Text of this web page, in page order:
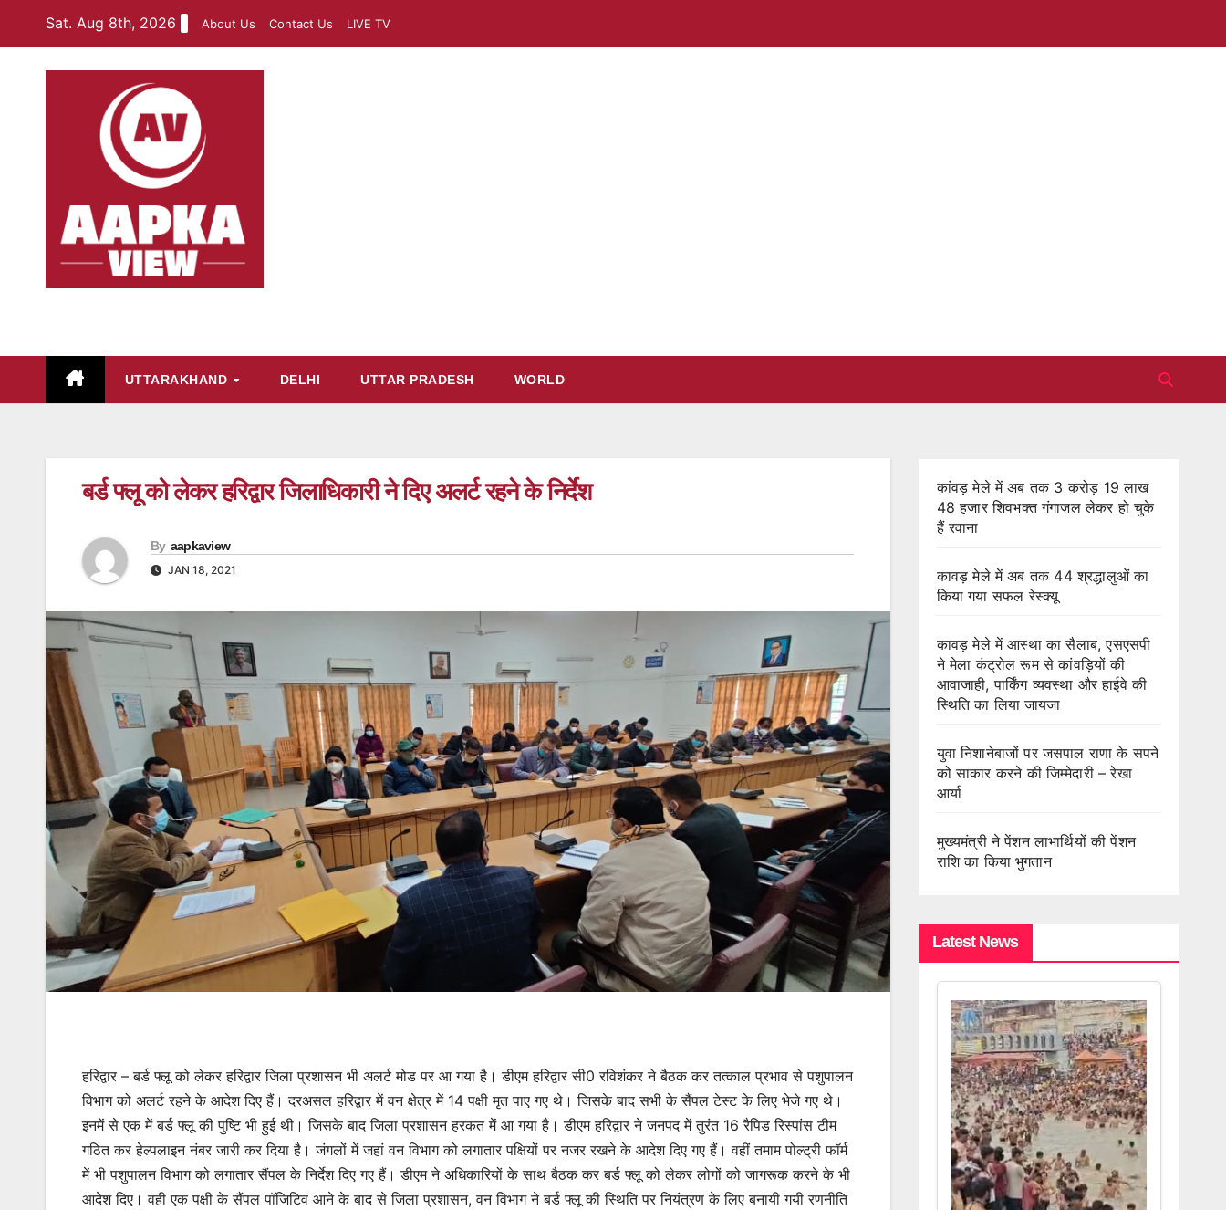
content
Sat. Aug 8th, 2026 About Us Contact Us LIVE TV
UTTARAKHAND DELHI UTTAR PRADESH WORLD
बर्ड फ्लू को लेकर हरिद्वार जिलाधिकारी ने दिए अलर्ट रहने के निर्देश
By aapkaview
JAN 18, 2021
हरिद्वार – बर्ड फ्लू को लेकर हरिद्वार जिला प्रशासन भी अलर्ट मोड पर आ गया है। डीएम हरिद्वार सी0 रविशंकर ने बैठक कर तत्काल प्रभाव से पशुपालन
विभाग को अलर्ट रहने के आदेश दिए हैं। दरअसल हरिद्वार में वन क्षेत्र में 14 पक्षी मृत पाए गए थे। जिसके बाद सभी के सैंपल टेस्ट के लिए भेजे गए थे।
इनमें से एक में बर्ड फ्लू की पुष्टि भी हुई थी। जिसके बाद जिला प्रशासन हरकत में आ गया है। डीएम हरिद्वार ने जनपद में तुरंत 16 रैपिड रिस्पांस टीम
गठित कर हेल्पलाइन नंबर जारी कर दिया है। जंगलों में जहां वन विभाग को लगातार पक्षियों पर नजर रखने के आदेश दिए गए हैं। वहीं तमाम पोल्ट्री फॉर्म
में भी पशुपालन विभाग को लगातार सैंपल के निर्देश दिए गए हैं। डीएम ने अधिकारियों के साथ बैठक कर बर्ड फ्लू को लेकर लोगों को जागरूक करने के भी
आदेश दिए। वही एक पक्षी के सैंपल पाॅजिटिव आने के बाद से जिला प्रशासन, वन विभाग ने बर्ड फ्लू की स्थिति पर नियंत्रण के लिए बनायी गयी रणनीति
कांवड़ मेले में अब तक 3 करोड़ 19 लाख
48 हजार शिवभक्त गंगाजल लेकर हो चुके
हैं रवाना
कावड़ मेले में अब तक 44 श्रद्धालुओं का
किया गया सफल रेस्क्यू
कावड़ मेले में आस्था का सैलाब, एसएसपी
ने मेला कंट्रोल रूम से कांवड़ियों की
आवाजाही, पार्किंग व्यवस्था और हाईवे की
स्थिति का लिया जायजा
युवा निशानेबाजों पर जसपाल राणा के सपने
को साकार करने की जिम्मेदारी – रेखा
आर्या
मुख्यमंत्री ने पेंशन लाभार्थियों की पेंशन
राशि का किया भुगतान
Latest News